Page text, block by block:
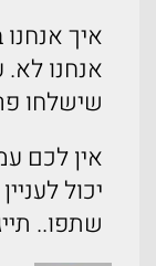
איך
אנחנו
שישלחו
אין לכם
יכול
שתפו..